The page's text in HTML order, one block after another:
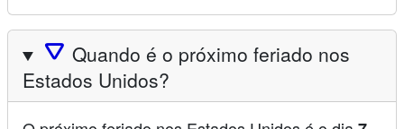
🛆 Quando é o próximo feriado nos
Estados Unidos?